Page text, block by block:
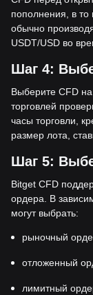
пополнения, в то
обычно
USDT/USD во
Шаг 4:
Выберите CFD
торговлей
часы торговли,
размер лота,
Шаг 5:
Bitget CFD
ордера. В
могут выбрать:
рыночный
отложенный
лимитный